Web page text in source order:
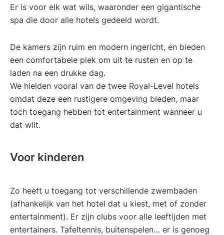
Er is voor elk wat wils, waaronder een gigantische
spa die door alle hotels gedeeld wordt.
De kamers zijn ruim en modern ingericht, en bieden
een comfortabele plek om uit te rusten en op te
laden na een drukke dag.
We hielden vooral van de twee Royal-Level hotels
omdat deze een rustigere omgeving bieden, maar
toch toegang hebben tot entertainment wanneer u
dat wilt.
Voor kinderen
Zo heeft u toegang tot verschillende zwembaden
(afhankelijk van het hotel dat u kiest, met of zonder
entertainment). Er zijn clubs voor alle leeftijden met
entertainers. Tafeltennis, buitenspelen… er is genoeg